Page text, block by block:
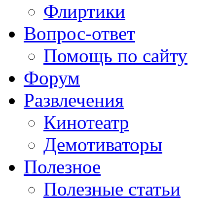
Флиртики
Вопрос-ответ
Помощь по сайту
Форум
Развлечения
Кинотеатр
Демотиваторы
Полезное
Полезные статьи